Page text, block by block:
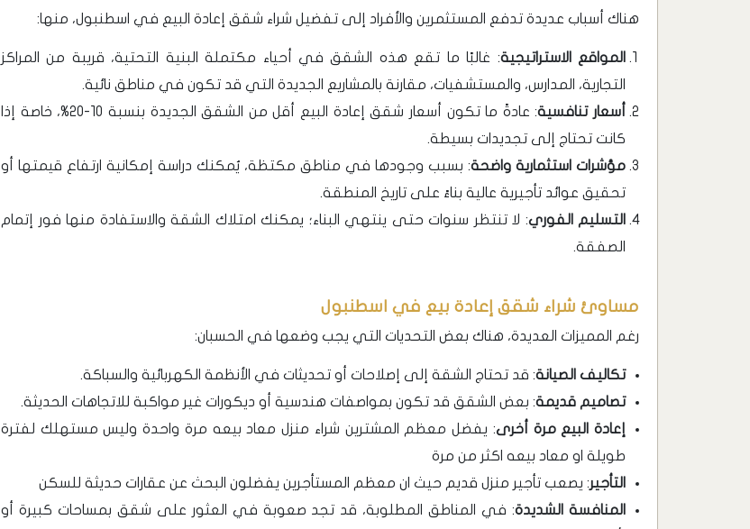
هناك أسباب عديدة تدفع المستثمرين والأفراد إلى تفضيل شراء شقق إعادة البيع في اسطنبول، منها:
المواقع الاستراتيجية: غالبًا ما تقع هذه الشقق في أحياء مكتملة البنية التحتية، قريبة من المراكز
التجارية، المدارس، والمستشفيات، مقارنة بالمشاريع الجديدة التي قد تكون في مناطق نائية.
أسعار تنافسية
: عادةً ما تكون أسعار شقق إعادة البيع أقل من الشقق الجديدة بنسبة 10-20%، خاصة إذا
كانت تحتاج إلى تجديدات بسيطة.
مؤشرات استثمارية واضحة: بسبب وجودها في مناطق مكتظة، يُمكنك دراسة إمكانية ارتفاع قيمتها أو
تحقيق عوائد تأجيرية عالية بناءً على تاريخ المنطقة.
التسليم الفوري: لا تنتظر سنوات حتى ينتهي البناء؛ يمكنك امتلاك الشقة والاستفادة منها فور إتمام
الصفقة.
مساوئ شراء شقق إعادة بيع في اسطنبول
رغم المميزات العديدة، هناك بعض التحديات التي يجب وضعها في الحسبان:
تكاليف الصيانة: قد تحتاج الشقة إلى إصلاحات أو تحديثات في الأنظمة الكهربائية والسباكة.
تصاميم قديمة: بعض الشقق قد تكون بمواصفات هندسية أو ديكورات غير مواكبة للاتجاهات الحديثة.
إعادة البيع مرة أخرى: يفضل معظم المشترين شراء منزل معاد بيعه مرة واحدة وليس مستهلك لفترة
طويلة او معاد بيعه اكثر من مرة
التأجير: يصعب تأجير منزل قديم حيث ان معظم المستأجرين يفضلون البحث عن عقارات حديثة للسكن
المنافسة الشديدة: في المناطق المطلوبة، قد تجد صعوبة في العثور على شقق بمساحات كبيرة أو